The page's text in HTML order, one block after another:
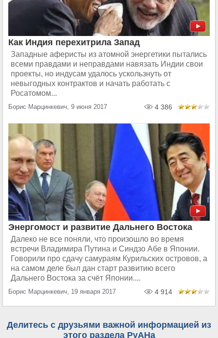
Как Индия перехитрила Запад
Западные аферисты из атомной энергетики пытались
всеми правдами и неправдами навязать Индии свои
проекты, но индусам удалось ускользнуть от
невыгодных контрактов и начать работать с
Росатомом...
Борис Марцинкевич, 9 июня 2017 4 386
Энергомост и развитие Дальнего Востока
Далеко не все поняли, что произошло во время
встречи Владимира Путина и Синдзо Абе в Японии.
Говорили про сдачу самураям Курильских островов, а
на самом деле был дан старт развитию всего
Дальнего Востока за счёт Японии....
Борис Марцинкевич, 19 января 2017 4 914
Делитесь с друзьями важной информацией из
этого раздела РуАНа